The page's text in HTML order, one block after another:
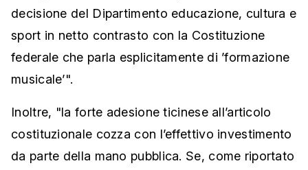
decisione del Dipartimento educazione, cultura e
sport in netto contrasto con la Costituzione
federale che parla esplicitamente di ’formazione
musicale’".
Inoltre, "la forte adesione ticinese all’articolo
costituzionale cozza con l’effettivo investimento
da parte della mano pubblica. Se, come riportato